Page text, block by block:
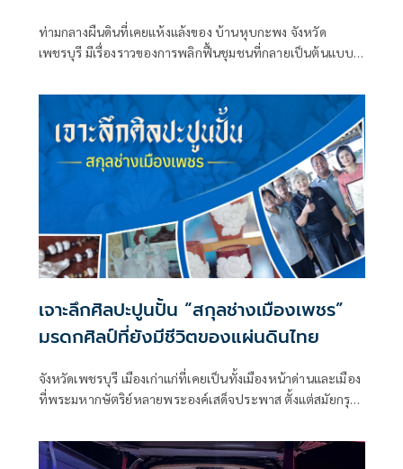
ท่ามกลางผืนดินที่เคยแห้งแล้งของ บ้านหุบกะพง จังหวัด
เพชรบุรี มีเรื่องราวของการพลิกฟื้นชุมชนที่กลายเป็นต้นแบบ
เจาะลึกศิลปะปูนปั้น “สกุลช่างเมืองเพชร”
มรดกศิลป์ที่ยังมีชีวิตของแผ่นดินไทย
จังหวัดเพชรบุรี เมืองเก่าแก่ที่เคยเป็นทั้งเมืองหน้าด่านและเมือง
ที่พระมหากษัตริย์หลายพระองค์เสด็จประพาส ตั้งแต่สมัยกรุง